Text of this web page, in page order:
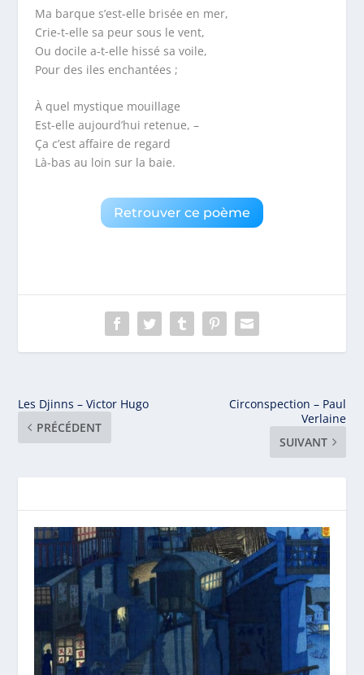
Ma barque s’est-elle brisée en mer,
Crie-t-elle sa peur sous le vent,
Ou docile a-t-elle hissé sa voile,
Pour des iles enchantées ;
À quel mystique mouillage
Est-elle aujourd’hui retenue, –
Ça c’est affaire de regard
Là-bas au loin sur la baie.
Retrouver ce poème
Les Djinns – Victor Hugo
PRÉCÉDENT
Circonspection – Paul
Verlaine
SUIVANT